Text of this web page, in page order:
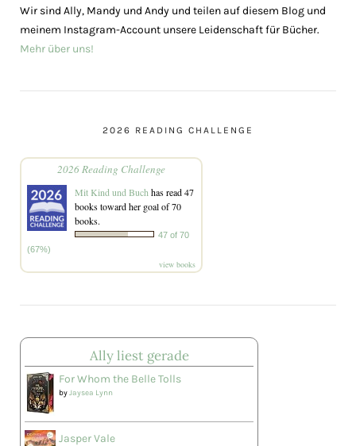
Wir sind Ally, Mandy und Andy und teilen auf diesem Blog und
meinem Instagram-Account unsere Leidenschaft für Bücher.
Mehr über uns!
2026 READING CHALLENGE
2026 Reading Challenge
Mit Kind und Buch has read 47
books toward her goal of 70
books.
47 of 70
(67%)
view books
Ally liest gerade
For Whom the Belle Tolls
byJaysea Lynn
Jasper Vale